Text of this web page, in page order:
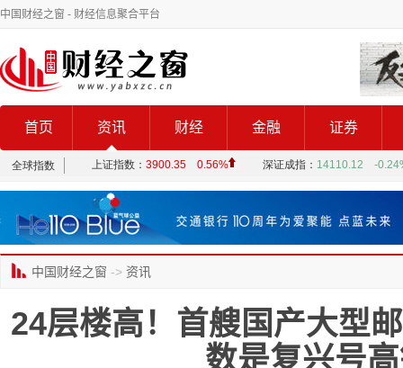
中国财经之窗 - 财经信息聚合平台
首页 资讯 财经 金融 证券
中国财经之窗 -> 资讯
24层楼高！首艘国产大型
数是复兴号